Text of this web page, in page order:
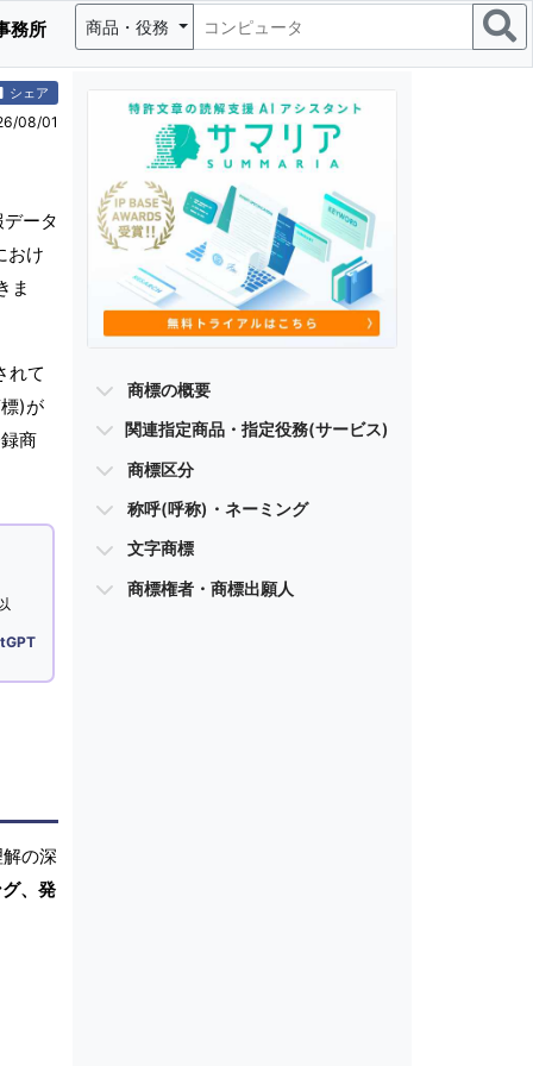
務所 商品・役務
シェア
08/01
ータ
おけ
ま
れて
)が
商
の深
、発
商標の概要
関連指定商品・指定役務(サービス)
商標区分
称呼(呼称)・ネーミング
文字商標
商標権者・商標出願人